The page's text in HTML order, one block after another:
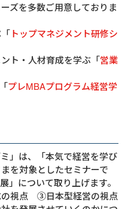
ズを多数ご用意しておりま
トップマネジメント研修シ
ト・人材育成を学ぶ「営業
プレMBAプログラム経営学
」は、「本気で経営を学び
を対象としたセミナーで
」について取り上げます。
視点 ③日本型経営の視点